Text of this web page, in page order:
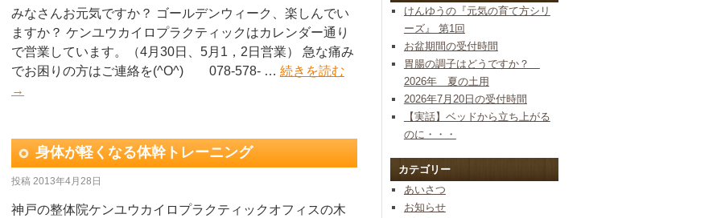
みなさんお元気ですか？ ゴールデンウィーク、楽しんでい
ますか？ ケンユウカイロプラクティックはカレンダー通り
で営業しています。（4月30日、5月1，2日営業） 急な痛み
でお困りの方はご連絡を(^O^) 078-578- … 続きを読む
→
身体が軽くなる体幹トレーニング
投稿 2013年4月28日
神戸の整体院ケンユウカイロプラクティックオフィスの木
けんゆうの『元気の育て方シリ
ーズ』 第1回
お盆期間の受付時間
胃腸の調子はどうですか？
2026年 夏の土用
2026年7月20日の受付時間
【実話】ベッドから立ち上がる
のに・・・
カテゴリー
あいさつ
お知らせ